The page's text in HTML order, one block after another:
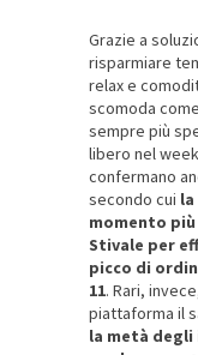
Grazie a
risparmiare
relax e
scomoda
sempre più
libero nel
confermano
secondo cui
momento
Stivale per
picco di
11. Rari,
piattaforma il
la metà degli